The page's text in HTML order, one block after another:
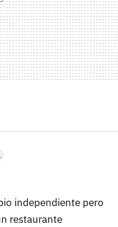
independiente pero
restaurante